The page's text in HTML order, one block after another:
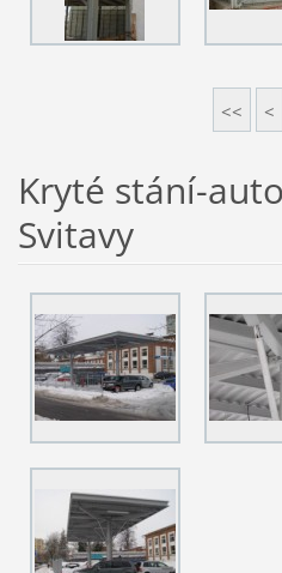
<< <
Kryté stání-
Svitavy